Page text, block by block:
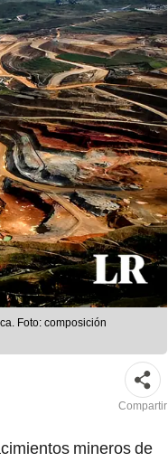
Foto: composición
Compartir
mineros de